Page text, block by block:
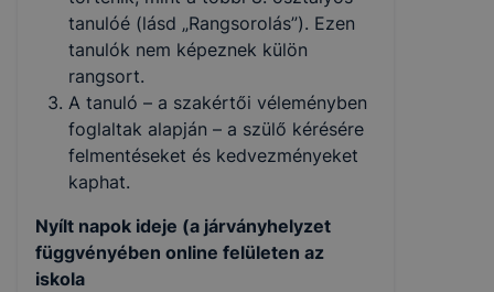
tanulóé (lásd „Rangsorolás”). Ezen
tanulók nem képeznek külön
rangsort.
A tanuló – a szakértői véleményben
foglaltak alapján – a szülő ké­résére
felmentéseket és kedvezményeket
kaphat.
Nyílt napok ideje (a járványhelyzet
függvényében online felületen az
iskola